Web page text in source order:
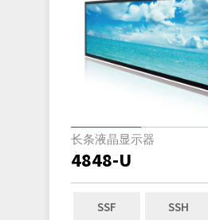
长条液晶显示器
4848-U
SSF SSH